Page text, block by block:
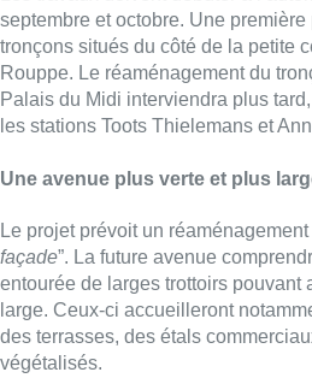
des terrasses, des étals
végétalisés.
Au total, 70 arbres à hautes tiges
les alignements d’arbres
prévoit également la plantation de
fontaines à eau.
Selon la STIBet la Ville de
élaborés dans le cadre d’un
des représentants du quartier via le
“Quand on ouvre une rue, on doit la
chose de plus joli qu’avant